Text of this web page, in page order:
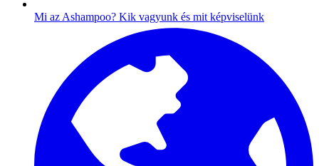
Mi az Ashampoo? Kik vagyunk és mit képviselünk